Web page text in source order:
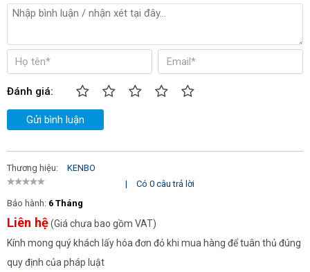
Đánh giá:
Gửi bình luận
Thương hiệu:
KENBO
|
Có 0 câu trả lời
Bảo hành: 6 Tháng
Liên hệ(Giá chưa bao gồm VAT)
Kính mong quý khách lấy hóa đơn đỏ khi mua hàng để tuân thủ đúng
quy định của pháp luật